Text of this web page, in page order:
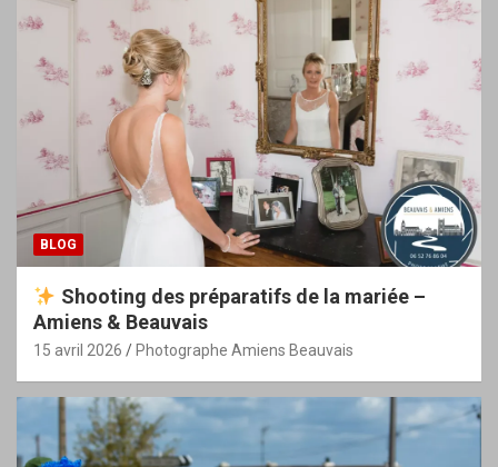
BLOG
Shooting des préparatifs de la mariée –
Amiens & Beauvais
15 avril 2026 Photographe Amiens Beauvais